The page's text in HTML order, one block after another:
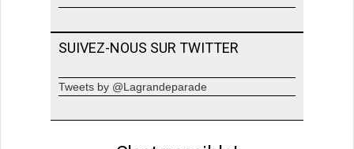
SUIVEZ-NOUS SUR TWITTER
Tweets by @Lagrandeparade